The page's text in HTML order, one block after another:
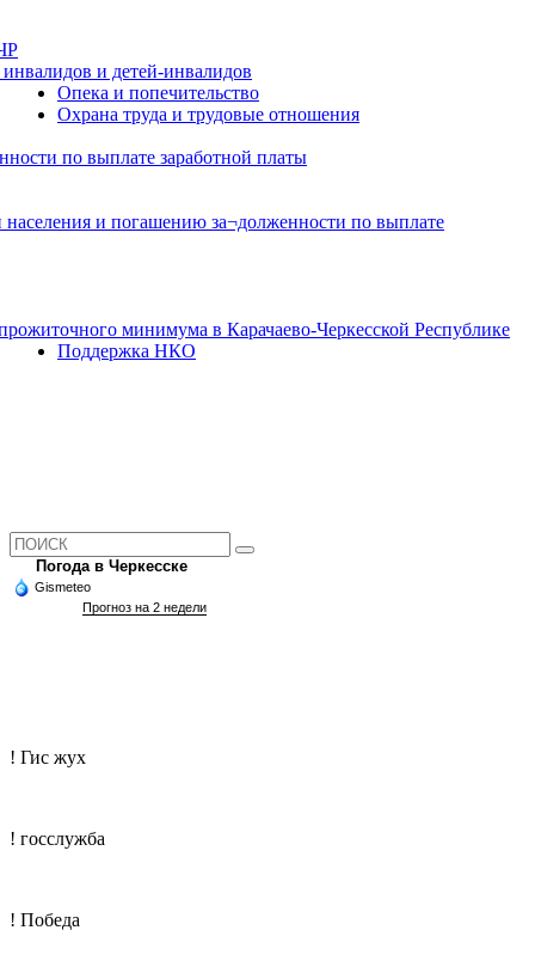
и детей-инвалидов
Опека и попечительство
Охрана труда и трудовые отношения
по выплате заработной платы
и погашению за¬долженности по выплате
минимума в Карачаево-Черкесской Республике
Поддержка НКО
Погода в Черкесске
Gismeteo
Прогноз на 2 недели
! Гис жух
! госслужба
! Победа